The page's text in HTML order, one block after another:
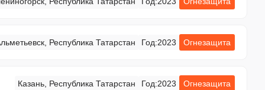
Республика Татарстан Год:2023 Огнезащита
Казань, Республика Татарстан Год:2023 Огнезащита